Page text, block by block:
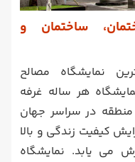
ساختمان و
نمایشگاه مصالح
هر ساله غرفه
در سراسر جهان
کیفیت زندگی و بالا
می یابد. نمایشگاه